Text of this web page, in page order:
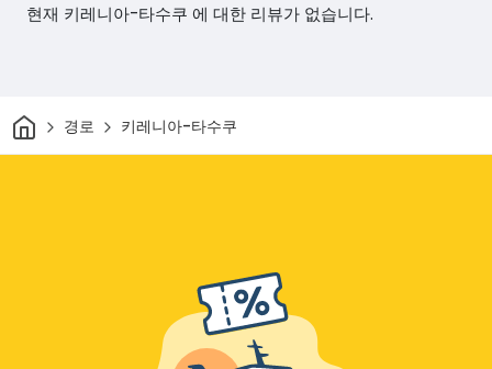
현재 키레니아-타수쿠 에 대한 리뷰가 없습니다.
집 경로 키레니아-타수쿠